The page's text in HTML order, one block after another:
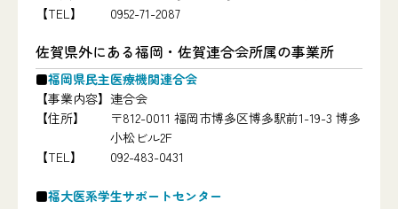
【TEL】
0952-71-2087
佐賀県外にある福岡・佐賀連合会所属の事業所
福岡県民主医療機関連合会
【事業内容】 連合会
【住所】
〒812-0011 福岡市博多区博多駅前1-19-3 博多
小松ビル2F
【TEL】
092-483-0431
福大医系学生サポートセンター